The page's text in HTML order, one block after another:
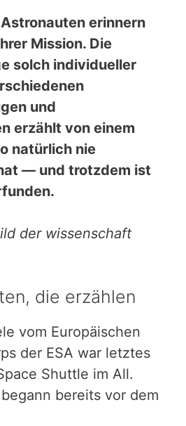
erinnern
Mission. Die
solch individueller
und
erzählt von einem
natürlich nie
— und trotzdem ist
der wissenschaft
die erzählen
vom Europäischen
der ESA war letztes
Shuttle im All.
bereits vor dem